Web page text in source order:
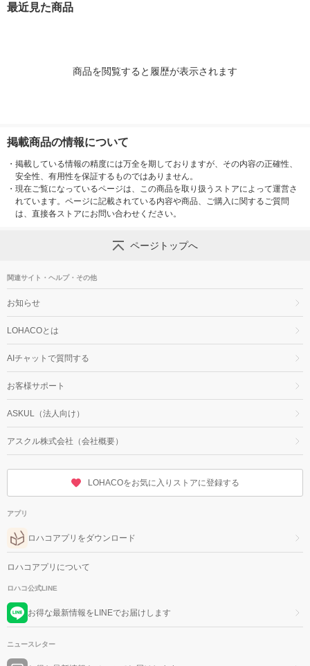
最近見た商品
商品を閲覧すると履歴が表示されます
掲載商品の情報について
・ 掲載している情報の精度には万全を期しておりますが、その内容の正確性、
安全性、有用性を保証するものではありません。
・ 現在ご覧になっているページは、この商品を取り扱うストアによって運営さ
れています。ページに記載されている内容や商品、ご購入に関するご質問
は、直接各ストアにお問い合わせください。
ページトップへ
関連サイト・ヘルプ・その他
お知らせ
LOHACOとは
AIチャットで質問する
お客様サポート
ASKUL（法人向け）
アスクル株式会社（会社概要）
LOHACOをお気に入りストアに登録する
アプリ
ロハコアプリをダウンロード
ロハコアプリについて
ロハコ公式LINE
お得な最新情報をLINEでお届けします
ニュースレター